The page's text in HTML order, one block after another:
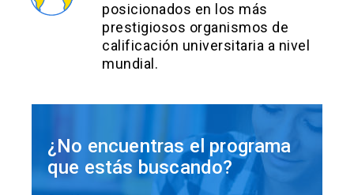
posicionados en los más
prestigiosos organismos de
calificación universitaria a nivel
mundial.
¿No encuentras el programa
que estás buscando?